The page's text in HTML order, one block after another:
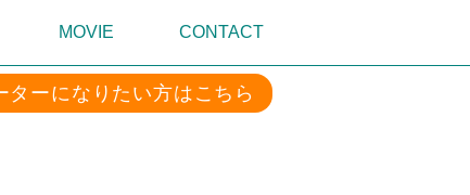
MOVIE CONTACT
ターになりたい方はこちら